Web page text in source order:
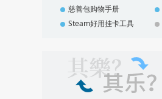
慈善包购物手册
Steam好用挂卡工具